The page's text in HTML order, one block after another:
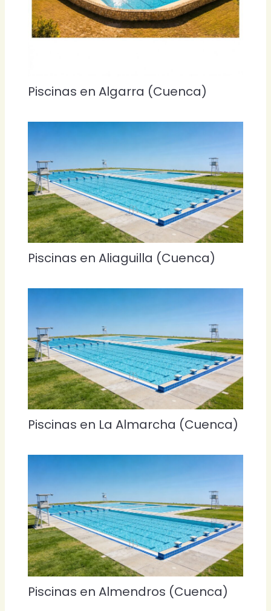
Piscinas en Algarra (Cuenca)
Piscinas en Aliaguilla (Cuenca)
Piscinas en La Almarcha (Cuenca)
Piscinas en Almendros (Cuenca)